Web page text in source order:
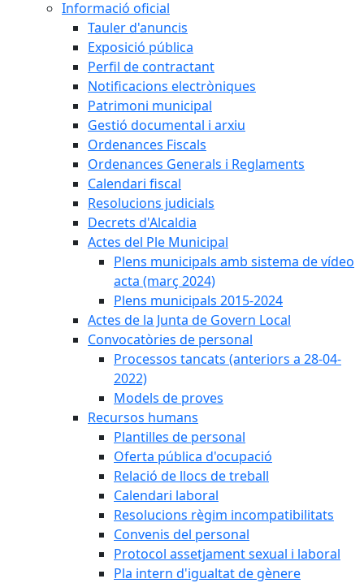
Informació oficial
Tauler d'anuncis
Exposició pública
Perfil de contractant
Notificacions electròniques
Patrimoni municipal
Gestió documental i arxiu
Ordenances Fiscals
Ordenances Generals i Reglaments
Calendari fiscal
Resolucions judicials
Decrets d'Alcaldia
Actes del Ple Municipal
Plens municipals amb sistema de vídeo
acta (març 2024)
Plens municipals 2015-2024
Actes de la Junta de Govern Local
Convocatòries de personal
Processos tancats (anteriors a 28-04-
2022)
Models de proves
Recursos humans
Plantilles de personal
Oferta pública d'ocupació
Relació de llocs de treball
Calendari laboral
Resolucions règim incompatibilitats
Convenis del personal
Protocol assetjament sexual i laboral
Pla intern d'igualtat de gènere